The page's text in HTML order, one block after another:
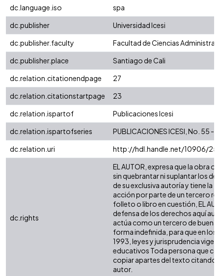
dc.language.iso
spa
dc.publisher
Universidad Icesi
dc.publisher.faculty
Facultad de Ciencias
dc.publisher.place
Santiago de Cali
dc.relation.citationendpage
27
dc.relation.citationstartpage
23
dc.relation.ispartof
Publicaciones Icesi
dc.relation.ispartofseries
PUBLICACIONES ICESI, No. 55 -
dc.relation.uri
http://hdl.handle.net/10906/
dc.rights
EL AUTOR, expresa que la obra
sin quebrantar ni suplantar los
de su exclusiva autoría y tiene la
acción por parte de un tercero
folleto o libro en cuestión, EL
defensa de los derechos aquí
actúa como un tercero de buena
forma indefinida, para que en los
1993, leyes y jurisprudencia
educativos Toda persona que
copiar apartes del texto citando
autor.